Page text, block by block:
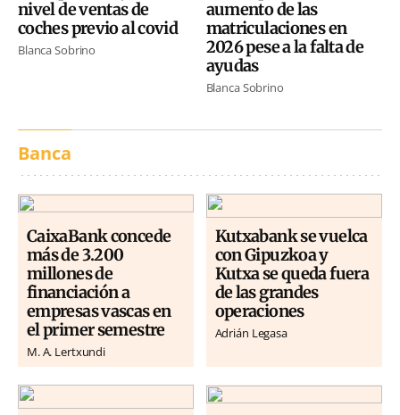
nivel de ventas de
coches previo al covid
Blanca Sobrino
aumento de las
matriculaciones en
2026 pese a la falta de
ayudas
Blanca Sobrino
Banca
CaixaBank concede
más de 3.200
millones de
financiación a
empresas vascas en
el primer semestre
M. A. Lertxundi
Kutxabank se vuelca
con Gipuzkoa y
Kutxa se queda fuera
de las grandes
operaciones
Adrián Legasa